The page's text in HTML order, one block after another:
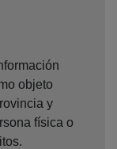
objeto
y
física o